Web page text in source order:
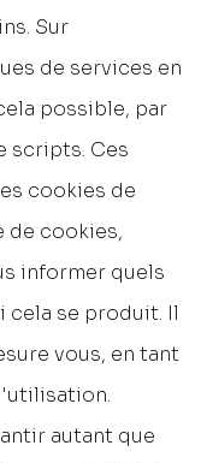
Sur
de services en
possible, par
scripts. Ces
cookies de
de cookies,
informer quels
se produit. Il
vous, en tant
autant que